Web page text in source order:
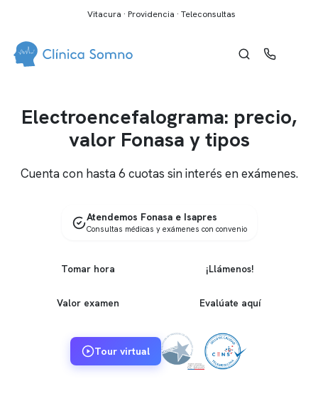
Vitacura · Providencia · Teleconsultas
Electroencefalograma: precio,
valor Fonasa y tipos
Cuenta con hasta 6 cuotas sin interés en exámenes.
Atendemos Fonasa e Isapres
Consultas médicas y exámenes con convenio
Tomar hora ¡Llámenos!
Valor examen Evalúate aquí
Tour virtual